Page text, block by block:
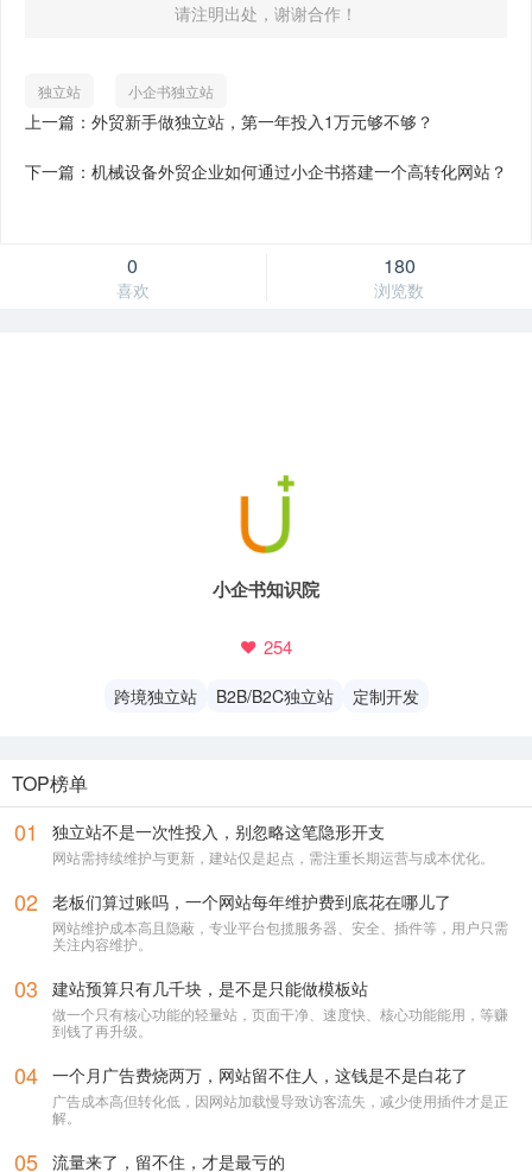
请注明出处，谢谢合作！
独立站 小企书独立站
上一篇：外贸新手做独立站，第一年投入1万元够不够？
下一篇：机械设备外贸企业如何通过小企书搭建一个高转化网站？
0
喜欢
180
浏览数
小企书知识院
254
跨境独立站 B2B/B2C独立站 定制开发
TOP榜单
01 独立站不是一次性投入，别忽略这笔隐形开支
网站需持续维护与更新，建站仅是起点，需注重长期运营与成本优化。
02 老板们算过账吗，一个网站每年维护费到底花在哪儿了
网站维护成本高且隐蔽，专业平台包揽服务器、安全、插件等，用户只需
关注内容维护。
03 建站预算只有几千块，是不是只能做模板站
做一个只有核心功能的轻量站，页面干净、速度快、核心功能能用，等赚
到钱了再升级。
04 一个月广告费烧两万，网站留不住人，这钱是不是白花了
广告成本高但转化低，因网站加载慢导致访客流失，减少使用插件才是正
解。
05 流量来了，留不住，才是最亏的
你好，我是您的建站专属客服
专业客服，直接解答各类建站疑问
17348730625